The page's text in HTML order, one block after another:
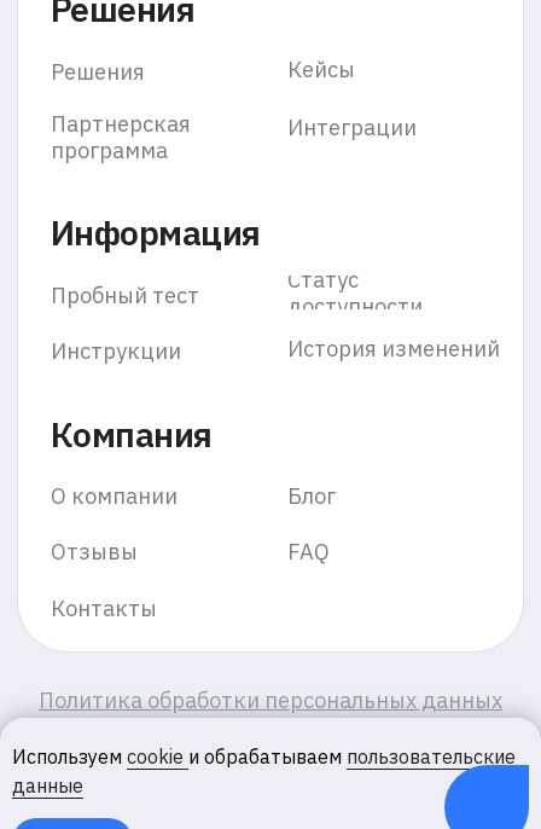
Используем cookie и обрабатываем пользовательские
данные